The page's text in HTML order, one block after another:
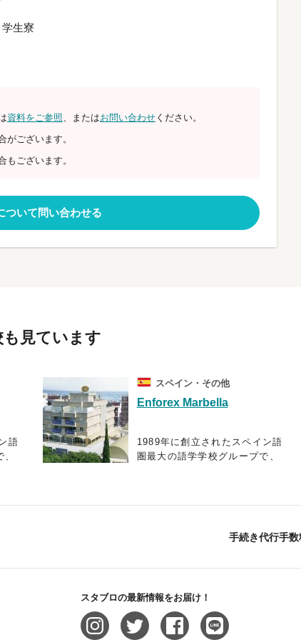
生寮
資料をご参照、またはお問い合わせ ください。
ございます。
ございます。
ついて問い合わせる
見ています
語
で
スペイン・その他
Enforex Marbella
1989年に創立されたスペイン語
圏最大の語学学校グループで、
ーションを図り、スペイン語で
らえることをゴールとしている
エンフォレックスの教育プログ
ラムでは、スパ隠語習得に不可
手続き代行手
スタブロの最新情報をお届け！